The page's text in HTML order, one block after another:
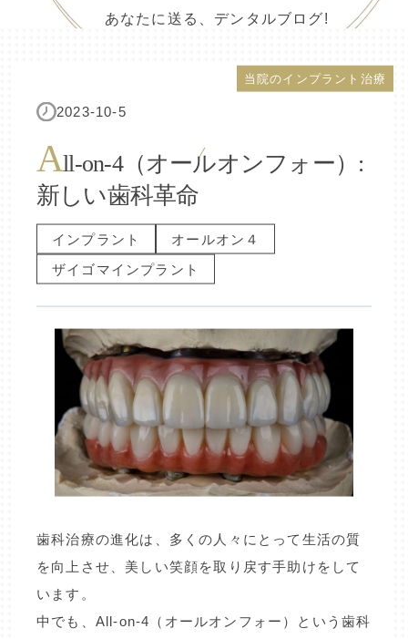
あなたに送る、デンタルブログ!
当院のインプラント治療
2023-10-5
All-on-4（オールオンフォー）:
新しい歯科革命
インプラント
オールオン４
ザイゴマインプラント
歯科治療の進化は、多くの人々にとって生活の質
を向上させ、美しい笑顔を取り戻す手助けをして
います。
中でも、All-on-4（オールオンフォー）という歯科